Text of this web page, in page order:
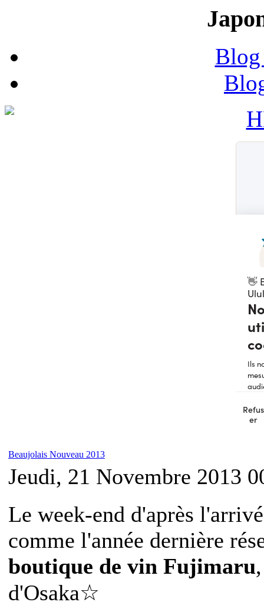
Blog
Beaujolais Nouveau 2013
Jeudi, 21 Novembre 2013
Le week-end d'après
comme l'année dernière
boutique de vin Fujimaru
d'Osaka☆